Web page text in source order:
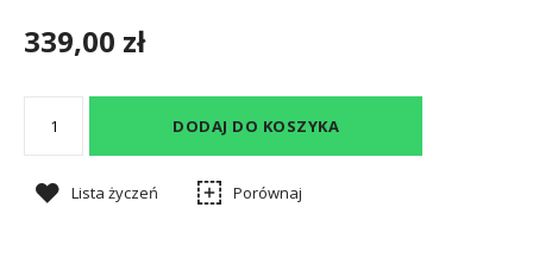
339,00 zł
DODAJ DO KOSZYKA
Lista życzeń Porównaj